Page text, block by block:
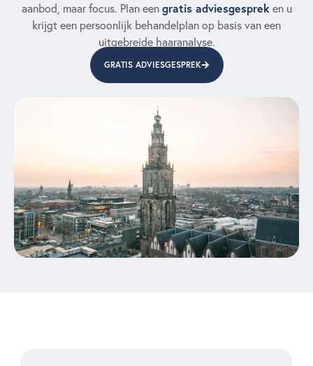
aanbod, maar focus. Plan een gratis adviesgespreken u
krijgt een persoonlijk behandelplan op basis van een
uitgebreide haaranalyse.
GRATIS ADVIESGESPREK